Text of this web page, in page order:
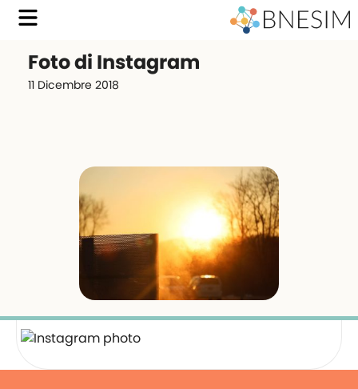
Foto di Instagram
11 Dicembre 2018